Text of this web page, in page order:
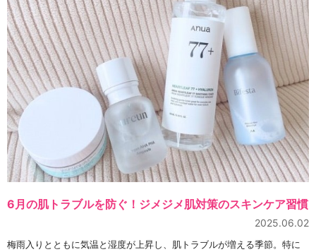
6月の肌トラブルを防ぐ！ジメジメ肌対策のスキンケア習慣
2025.06.02
梅雨入りとともに気温と湿度が上昇し、肌トラブルが増える季節。特に